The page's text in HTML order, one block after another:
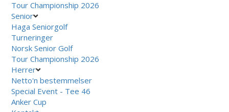
Tour Championship 2026
Senior
Haga Seniorgolf
Turneringer
Norsk Senior Golf
Tour Championship 2026
Herrer
Netto'n bestemmelser
Special Event - Tee 46
Anker Cup